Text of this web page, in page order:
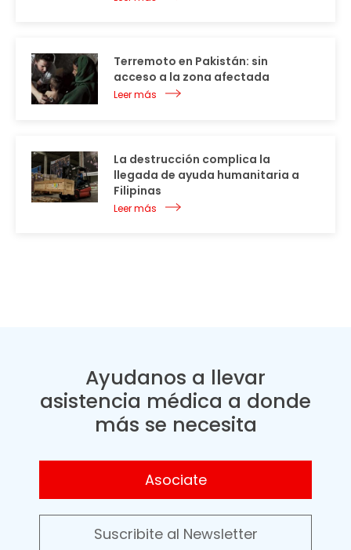
Terremoto en Pakistán: sin
acceso a la zona afectada
Leer más
La destrucción complica la
llegada de ayuda humanitaria a
Filipinas
Leer más
Ayudanos a llevar
asistencia médica a donde
más se necesita
Asociate
Suscribite al Newsletter